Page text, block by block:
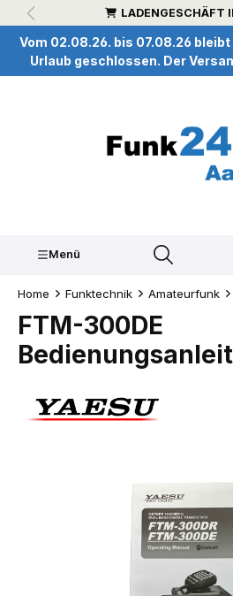
springen LADENGESCHÄFT
Vom 02.08.26. bis 07.08.26
Urlaub geschlossen. Der
Menü
Home Funktechnik Amateurfunk
FTM-300DE